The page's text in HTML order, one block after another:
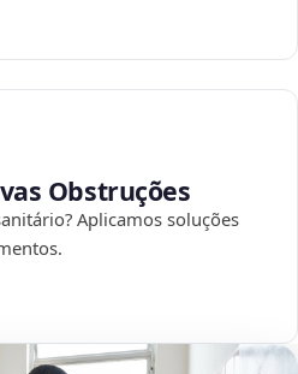
Obstruções
Aplicamos soluções